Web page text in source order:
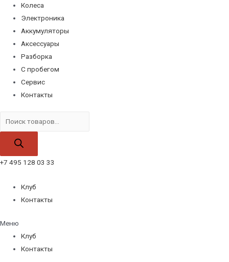
Колеса
Электроника
Аккумуляторы
Аксессуары
Разборка
С пробегом
Сервис
Контакты
товаров
+7 495 128 03 33
Клуб
Контакты
Меню
Клуб
Контакты